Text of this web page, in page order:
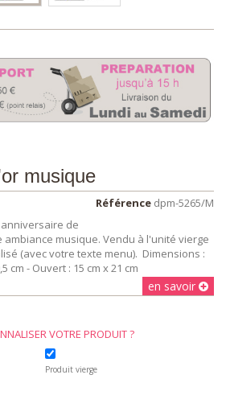
musique
Référence dpm-5265/M
, anniversaire de
ambiance musique. Vendu à l'unité vierge
(avec votre texte menu). Dimensions :
cm - Ouvert : 15 cm x 21 cm
en savoir
Produit vierge